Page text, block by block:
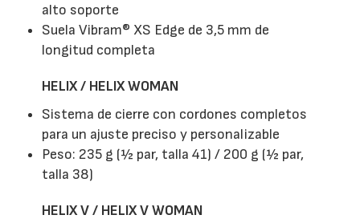
alto soporte
Suela Vibram® XS Edge de 3,5 mm de
longitud completa
HELIX / HELIX WOMAN
Sistema de cierre con cordones completos
para un ajuste preciso y personalizable
Peso: 235 g (½ par, talla 41) / 200 g (½ par,
talla 38)
HELIX V / HELIX V WOMAN